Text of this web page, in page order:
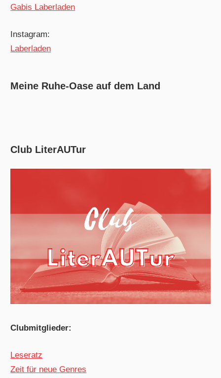
Gabis Laberladen
Instagram:
Laberladen
Meine Ruhe-Oase auf dem Land
Club LiterAUTur
Clubmitglieder:
Leseratz
Zeit für neue Genres